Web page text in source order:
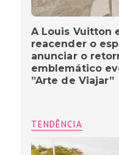
A Louis Vuitton
reacender o
anunciar o
emblemático
”Arte de Viajar”
TENDÊNCIA